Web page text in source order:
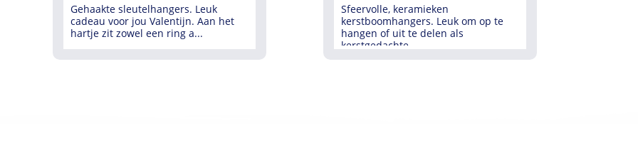
Gehaakte sleutelhangers. Leuk
cadeau voor jou Valentijn. Aan het
hartje zit zowel een ring a...
Sfeervolle, keramieken
kerstboomhangers. Leuk om op te
hangen of uit te delen als
kerstgedachte....